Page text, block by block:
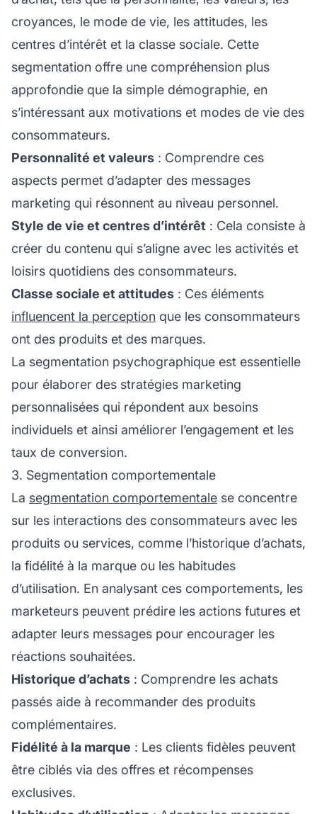
croyances, le mode de vie, les attitudes, les
centres d’intérêt et la classe sociale. Cette
segmentation offre une compréhension plus
approfondie que la simple démographie, en
s’intéressant aux motivations et modes de vie des
consommateurs.
Personnalité et valeurs : Comprendre ces
aspects permet d’adapter des messages
marketing qui résonnent au niveau personnel.
Style de vie et centres d’intérêt : Cela consiste à
créer du contenu qui s’aligne avec les activités et
loisirs quotidiens des consommateurs.
Classe sociale et attitudes : Ces éléments
influencent la perception que les consommateurs
ont des produits et des marques.
La segmentation psychographique est essentielle
pour élaborer des stratégies marketing
personnalisées qui répondent aux besoins
individuels et ainsi améliorer l’engagement et les
taux de conversion.
3. Segmentation comportementale
La segmentation comportementale se concentre
sur les interactions des consommateurs avec les
produits ou services, comme l’historique d’achats,
la fidélité à la marque ou les habitudes
d’utilisation. En analysant ces comportements, les
marketeurs peuvent prédire les actions futures et
adapter leurs messages pour encourager les
réactions souhaitées.
Historique d’achats : Comprendre les achats
passés aide à recommander des produits
complémentaires.
Fidélité à la marque : Les clients fidèles peuvent
être ciblés via des offres et récompenses
exclusives.